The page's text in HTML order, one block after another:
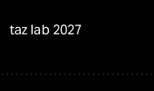
taz lab 2027